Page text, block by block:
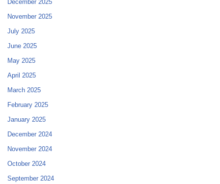
December 2025
November 2025
July 2025
June 2025
May 2025
April 2025
March 2025
February 2025
January 2025
December 2024
November 2024
October 2024
September 2024